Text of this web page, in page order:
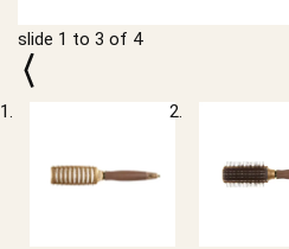
slide 1 to 3 of 4